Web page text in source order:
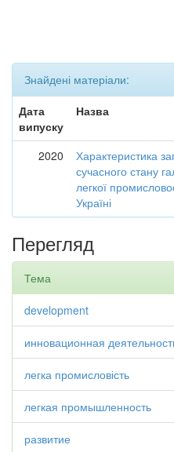
Знайдені матеріали:
Дата
випуску
Назва
2020
Характеристика
сучасного стану
легкої
Україні
Перегляд
Тема
development
инновационная
легка промисловість
легкая промышленность
развитие